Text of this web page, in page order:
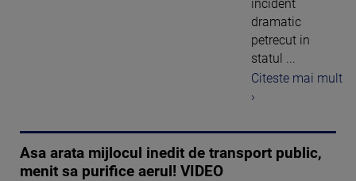
incident
dramatic
petrecut in
statul ...
Citeste mai mult
›
Asa arata mijlocul inedit de transport public,
menit sa purifice aerul! VIDEO